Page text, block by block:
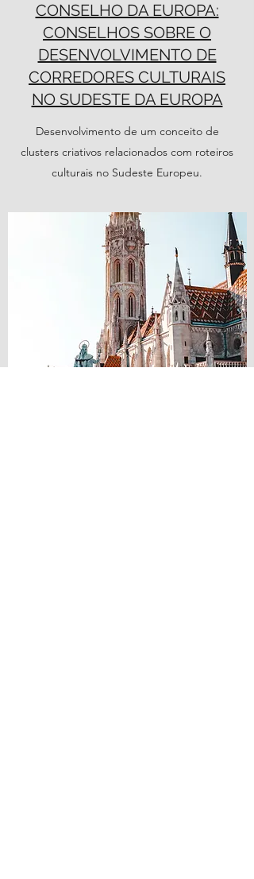
CONSELHO DA EUROPA:
CONSELHOS SOBRE O
DESENVOLVIMENTO DE
CORREDORES CULTURAIS
NO SUDESTE DA EUROPA
Desenvolvimento de um conceito de
clusters criativos relacionados com roteiros
culturais no Sudeste Europeu.